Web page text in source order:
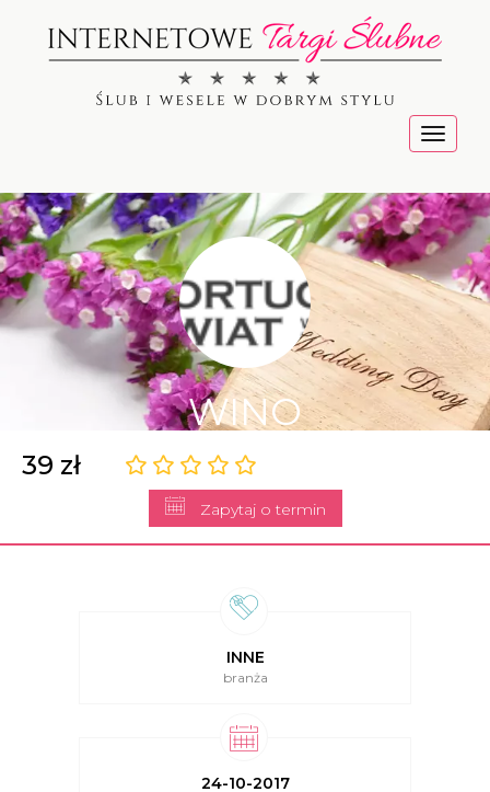
Menu
WINO
39 zł
Zapytaj o termin
INNE
branża
24-10-2017